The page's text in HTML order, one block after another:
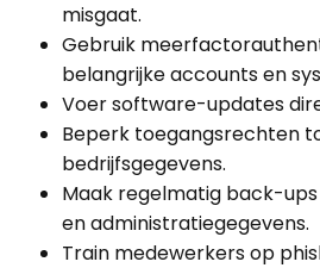
misgaat.
Gebruik
belangrijke accounts en
Voer software-updates
Beperk toegangsrechten
bedrijfsgegevens.
Maak regelmatig back-
en administratiegegevens.
Train medewerkers op